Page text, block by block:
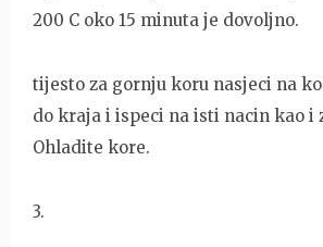
200 C oko 15 minuta je dovoljno.
tijesto za gornju koru nasjeci na
do kraja i ispeci na isti nacin kao i
Ohladite kore.
3.